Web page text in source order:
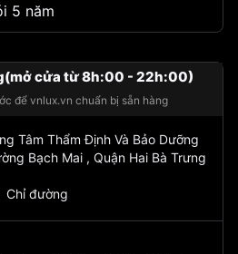
5 năm
cửa từ 8h:00 - 22h:00)
để vnlux.vn chuẩn bị sẵn hàng
Tâm Thẩm Định Và Bảo Dưỡng
Bạch Mai , Quận Hai Bà Trưng
Chỉ đường